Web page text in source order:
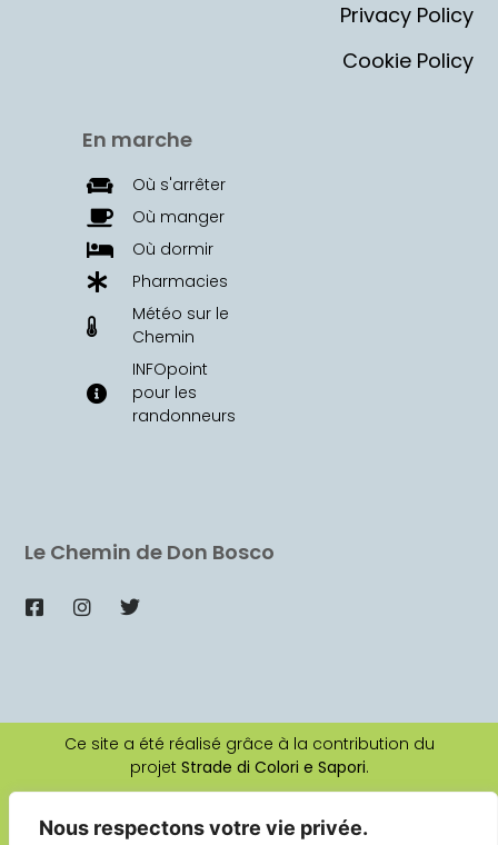
Nous respectons votre vie privée.
Le Chemin de Don Bosco
En marche
Où s'arrêter
Où manger
Où dormir
Pharmacies
Météo sur le
Chemin
INFOpoint
pour les
randonneurs
Privacy Policy
Cookie Policy
Ce site a été réalisé grâce à la contribution du
projet Strade di Colori e Sapori.
2026 © Tous droits réservés